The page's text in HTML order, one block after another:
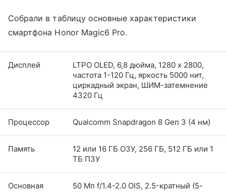
Собрали в таблицу основные характеристики
смартфона Honor Magic6 Pro.
Дисплей
LTPO OLED, 6,8 дюйма, 1280 x 2800,
частота 1-120 Гц, яркость 5000 нит,
циркадный экран, ШИМ-затемнение
4320 Гц
Процессор Qualcomm Snapdragon 8 Gen 3 (4 нм)
Память
12 или 16 ГБ ОЗУ, 256 ГБ, 512 ГБ или 1
ТБ ПЗУ
Основная
50 Мп f/1.4-2.0 OIS, 2.5-кратный (5-